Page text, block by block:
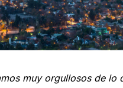
muy orgullosos de